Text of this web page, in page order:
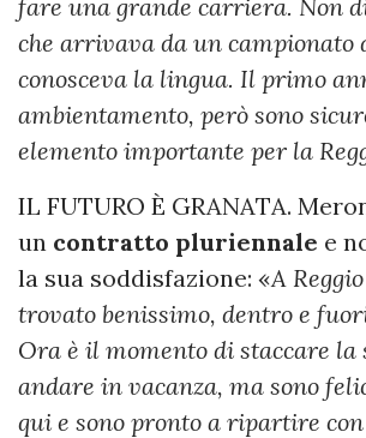
fare una grande carriera. Non
che arrivava da un campionato
conosceva la lingua. Il primo
ambientamento, però sono
elemento importante per la
IL FUTURO È GRANATA.
un contratto pluriennale e
la sua soddisfazione: «A
trovato benissimo, dentro e
Ora è il momento di staccare la
andare in vacanza, ma sono
qui e sono pronto a ripartire